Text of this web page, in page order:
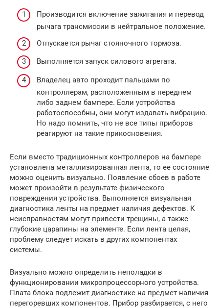
Производится включение зажигания и перевод
рычага трансмиссии в нейтральное положение.
Отпускается рычаг стояночного тормоза.
Выполняется запуск силового агрегата.
Владелец авто проходит пальцами по
контроллерам, расположенным в переднем
либо заднем бампере. Если устройства
работоспособны, они могут издавать вибрацию.
Но надо помнить, что не все типы приборов
реагируют на такие прикосновения.
Если вместо традиционных контроллеров на бампере
установлена металлизированная лента, то ее состояние
можно оценить визуально. Появление сбоев в работе
может произойти в результате физического
повреждения устройства. Выполняется визуальная
диагностика ленты на предмет наличия дефектов. К
неисправностям могут привести трещины, а также
глубокие царапины на элементе. Если лента целая,
проблему следует искать в других компонентах
системы.
Визуально можно определить неполадки в
функционировании микропроцессорного устройства.
Плата блока подлежит диагностике на предмет наличия
перегоревших компонентов. Прибор разбирается, с него